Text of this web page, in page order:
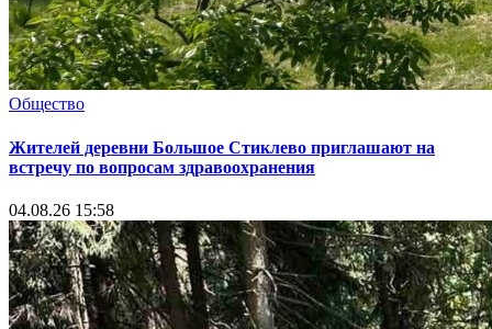
Общество
Жителей деревни Большое Стиклево приглашают на
встречу по вопросам здравоохранения
04.08.26 15:58